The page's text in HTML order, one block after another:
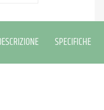
SPECIFICHE